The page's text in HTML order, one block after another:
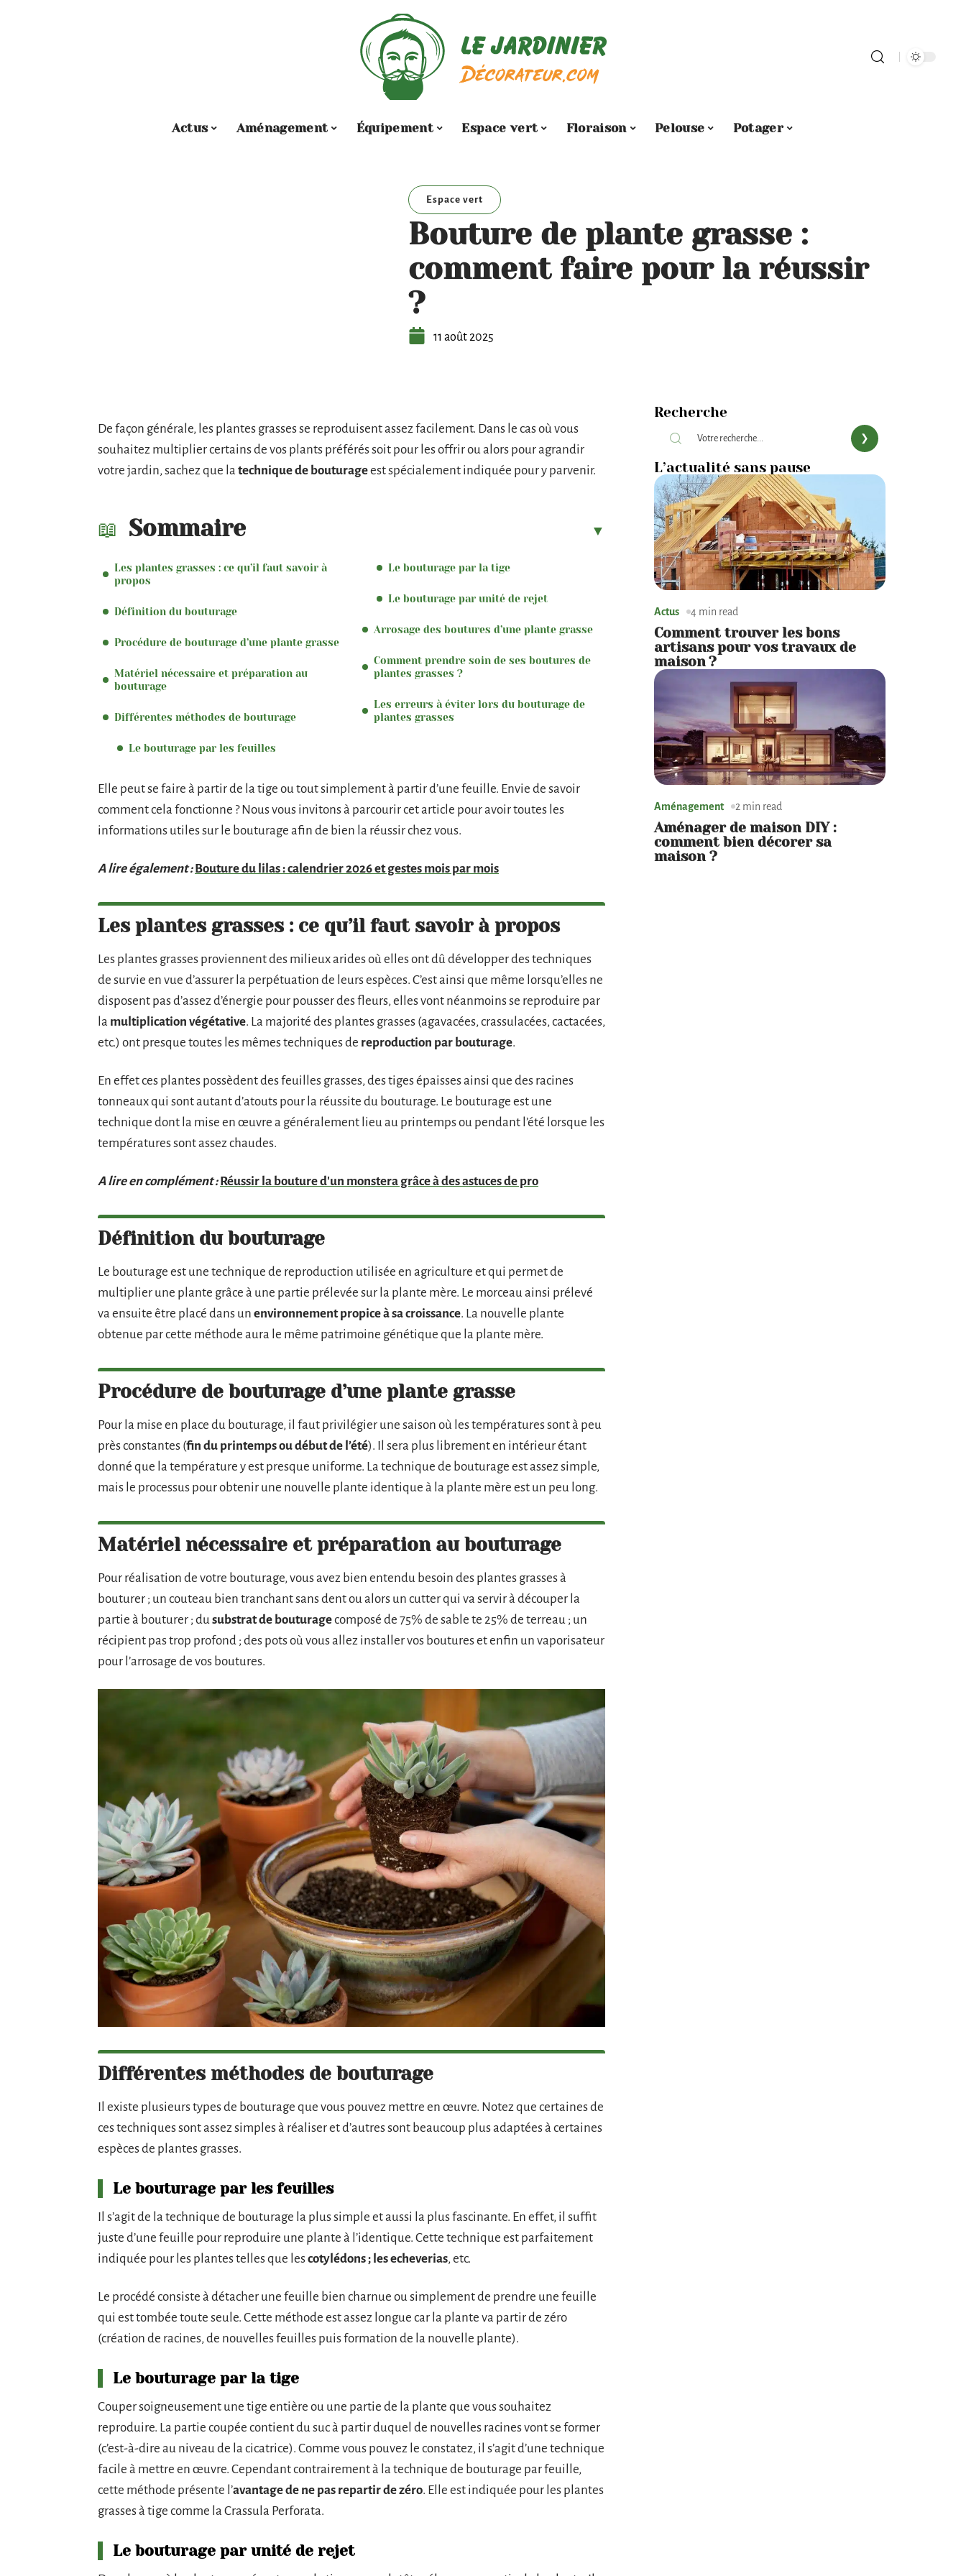
Actus Aménagement Équipement Espace vert Floraison Pelouse Potager
Espace vert
Bouture de plante grasse :
comment faire pour la réussir
?
11 août 2025
De façon générale, les plantes grasses se reproduisent assez facilement. Dans le cas où vous
souhaitez multiplier certains de vos plants préférés soit pour les offrir ou alors pour agrandir
votre jardin, sachez que la technique de bouturageest spécialement indiquée pour y parvenir.
Sommaire
Les plantes grasses : ce qu’il faut savoir à
propos
Définition du bouturage
Procédure de bouturage d’une plante grasse
Matériel nécessaire et préparation au
bouturage
Différentes méthodes de bouturage
Le bouturage par les feuilles
Le bouturage par la tige
Le bouturage par unité de rejet
Arrosage des boutures d’une plante grasse
Comment prendre soin de ses boutures de
plantes grasses ?
Les erreurs à éviter lors du bouturage de
plantes grasses
Elle peut se faire à partir de la tige ou tout simplement à partir d’une feuille. Envie de savoir
comment cela fonctionne ? Nous vous invitons à parcourir cet article pour avoir toutes les
informations utiles sur le bouturage afin de bien la réussir chez vous.
A lire également : Bouture du lilas : calendrier 2026 et gestes mois par mois
Les plantes grasses : ce qu’il faut savoir à propos
Les plantes grasses proviennent des milieux arides où elles ont dû développer des techniques
de survie en vue d’assurer la perpétuation de leurs espèces. C’est ainsi que même lorsqu’elles ne
disposent pas d’assez d’énergie pour pousser des fleurs, elles vont néanmoins se reproduire par
la multiplication végétative. La majorité des plantes grasses (agavacées, crassulacées, cactacées,
etc.) ont presque toutes les mêmes techniques de reproduction par bouturage.
En effet ces plantes possèdent des feuilles grasses, des tiges épaisses ainsi que des racines
tonneaux qui sont autant d’atouts pour la réussite du bouturage. Le bouturage est une
technique dont la mise en œuvre a généralement lieu au printemps ou pendant l’été lorsque les
températures sont assez chaudes.
A lire en complément : Réussir la bouture d'un monstera grâce à des astuces de pro
Définition du bouturage
Le bouturage est une technique de reproduction utilisée en agriculture et qui permet de
multiplier une plante grâce à une partie prélevée sur la plante mère. Le morceau ainsi prélevé
va ensuite être placé dans un environnement propice à sa croissance. La nouvelle plante
obtenue par cette méthode aura le même patrimoine génétique que la plante mère.
Procédure de bouturage d’une plante grasse
Pour la mise en place du bouturage, il faut privilégier une saison où les températures sont à peu
près constantes (fin du printemps ou début de l’été). Il sera plus librement en intérieur étant
donné que la température y est presque uniforme. La technique de bouturage est assez simple,
mais le processus pour obtenir une nouvelle plante identique à la plante mère est un peu long.
Matériel nécessaire et préparation au bouturage
Pour réalisation de votre bouturage, vous avez bien entendu besoin des plantes grasses à
bouturer ; un couteau bien tranchant sans dent ou alors un cutter qui va servir à découper la
partie à bouturer ; dusubstrat de bouturagecomposé de 75% de sable te 25% de terreau ; un
récipient pas trop profond ; des pots où vous allez installer vos boutures et enfin un vaporisateur
pour l’arrosage de vos boutures.
Différentes méthodes de bouturage
Il existe plusieurs types de bouturage que vous pouvez mettre en œuvre. Notez que certaines de
ces techniques sont assez simples à réaliser et d’autres sont beaucoup plus adaptées à certaines
espèces de plantes grasses.
Le bouturage par les feuilles
Il s’agit de la technique de bouturage la plus simple et aussi la plus fascinante. En effet, il suffit
juste d’une feuille pour reproduire une plante à l’identique. Cette technique est parfaitement
indiquée pour les plantes telles que lescotylédons ; les echeverias, etc.
Le procédé consiste à détacher une feuille bien charnue ou simplement de prendre une feuille
qui est tombée toute seule. Cette méthode est assez longue car la plante va partir de zéro
(création de racines, de nouvelles feuilles puis formation de la nouvelle plante).
Le bouturage par la tige
Couper soigneusement une tige entière ou une partie de la plante que vous souhaitez
reproduire. La partie coupée contient du suc à partir duquel de nouvelles racines vont se former
(c’est-à-dire au niveau de la cicatrice). Comme vous pouvez le constatez, il s’agit d’une technique
facile à mettre en œuvre. Cependant contrairement à la technique de bouturage par feuille,
cette méthode présente l’avantage de ne pas repartir de zéro. Elle est indiquée pour les plantes
grasses à tige comme la Crassula Perforata.
Le bouturage par unité de rejet
Recherche
L’actualité sans pause
Actus 4 min read
Comment trouver les bons
artisans pour vos travaux de
maison ?
Aménagement 2 min read
Aménager de maison DIY :
comment bien décorer sa
maison ?